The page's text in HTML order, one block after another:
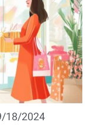
18/2024